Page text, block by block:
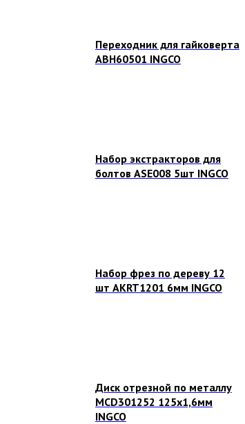
Переходник для гайковерта
ABH60501 INGCO
Набор экстракторов для
болтов ASE008 5шт INGCO
Набор фрез по дереву 12
шт AKRT1201 6мм INGCO
Диск отрезной по металлу
MCD301252 125х1,6мм
INGCO